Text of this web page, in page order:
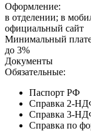
Оформление:
в отделении; в
официальный сайт
Минимальный
до 3%
Документы
Обязательные:
Паспорт РФ
Справка 2-
Справка 3-
Справка по